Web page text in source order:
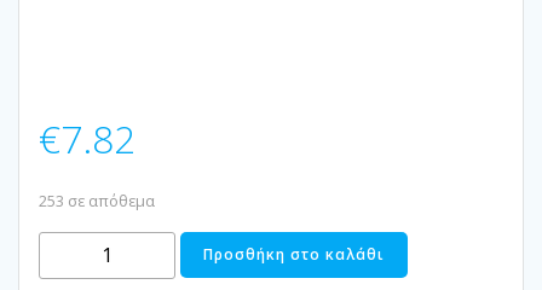
€7.82
253 σε απόθεμα
ΔΙΑΚΟΣΜΗΤΙΚΗ
ΚΑΡΔΙΑ
Προσθήκη στο καλάθι